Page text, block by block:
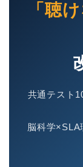
「聴
共通テスト
脳科学×SLA